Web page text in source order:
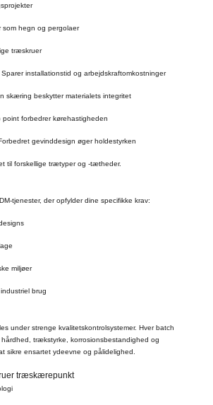
hegn og pergolaer
træskruer
installationstid og arbejdskraftomkostninger
skæring beskytter materialets integritet
point forbedrer kørehastigheden
gevinddesign øger holdestyrken
til forskellige trætyper og -tætheder.
tjenester, der opfylder dine specifikke krav:
miljøer
brug
under strenge kvalitetskontrolsystemer. Hver batch
trækstyrke, korrosionsbestandighed og
sikre ensartet ydeevne og pålidelighed.
træskærepunkt